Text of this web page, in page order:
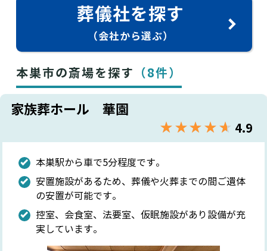
葬儀社を探す
（会社から選ぶ）
本巣市の斎場を探す （8件）
家族葬ホール 華園
★★★★★
☆☆☆☆☆ 4.9
本巣駅から車で5分程度です。
安置施設があるため、葬儀や火葬までの間ご遺体
の安置が可能です。
控室、会食室、法要室、仮眠施設があり設備が充
実しています。